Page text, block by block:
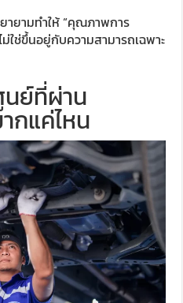
ยามทำให้ “คุณภาพการ
ใช่ขึ้นอยู่กับความสามารถเฉพาะ
ย์ที่ผ่าน
กแค่ไหน